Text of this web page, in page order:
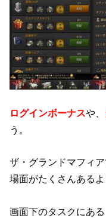
ログインボーナスや、
う。
ザ・グランドマフィ
場面がたくさんあるよ
画面下のタスクにあ